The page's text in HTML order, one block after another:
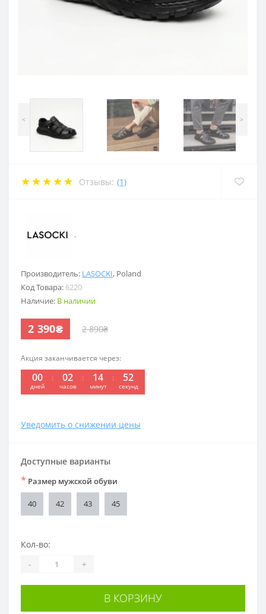
< >
Отзывы: (1)
Производитель: LASOCKI, Poland
Код Товара: 6220
Наличие: В наличии
2 390₴ 2 890₴
Акция заканчивается через:
00
дней
02
часов
14
минут
51
секунд
Уведомить о снижении цены
.
Доступные варианты
* Размер мужской обуви
40 42 43 45
Кол-во:
- +
В КОРЗИНУ